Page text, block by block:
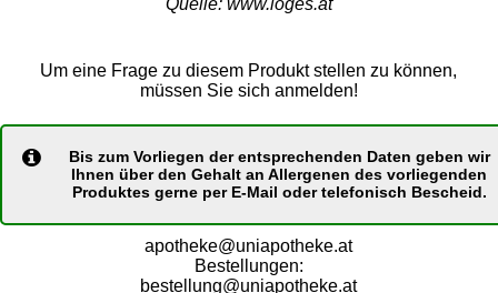
Um eine Frage zu diesem Produkt stellen zu können,
müssen Sie sich anmelden!
Bis zum Vorliegen der entsprechenden Daten geben wir
Ihnen über den Gehalt an Allergenen des vorliegenden
Produktes gerne per E-Mail oder telefonisch Bescheid.
apotheke@uniapotheke.at
Bestellungen:
bestellung@uniapotheke.at